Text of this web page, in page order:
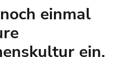
einmal
ein.